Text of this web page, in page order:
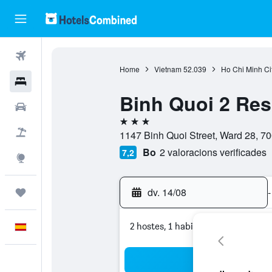
Home Vietnam 52.039 Ho Chi Minh
Binh Quoi 2
3 estrelles
1147 Binh Quoi Street, Ward 28,
7,2 Bo 2 valoracions verificades
dv. 14/08 -
2 hostes, 1 habitació